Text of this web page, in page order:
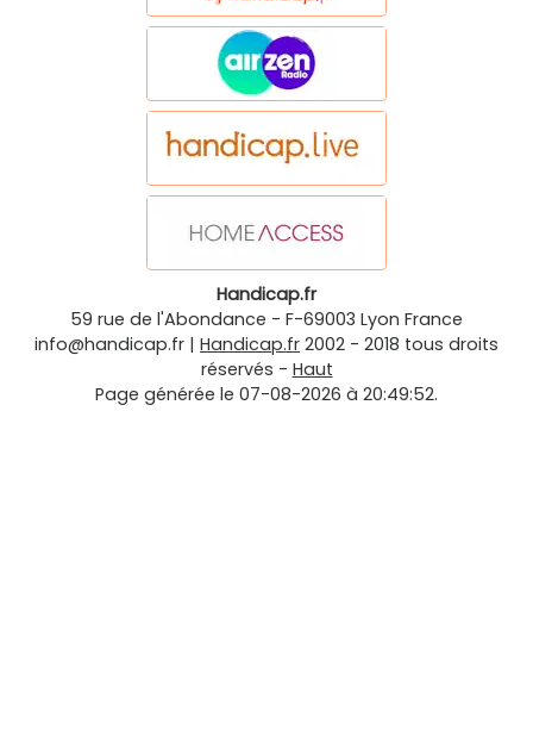
Handicap.fr
59 rue de l'Abondance - F-69003 Lyon France
info@handicap.fr | Handicap.fr 2002 - 2018 tous droits
réservés - Haut
Page générée le 07-08-2026 à 20:49:52.